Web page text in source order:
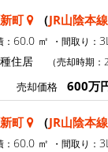
町 （JR山陰本
60.0 ㎡ ・間取り：
種住居 （売却時期
売却価格 600万
町 （JR山陰本
60.0 ㎡ ・間取り：